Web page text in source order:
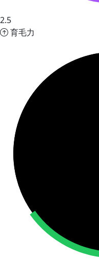
2.5
育毛力